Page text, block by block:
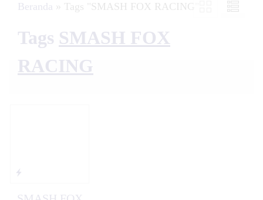
Beranda » Tags "SMASH FOX RACING"
Tags SMASH FOX
RACING